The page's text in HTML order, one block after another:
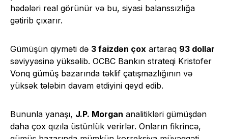
hədələri real görünür və bu, siyasi balanssızlığa
gətirib çıxarır.
Gümüşün qiyməti də 3 faizdən çox artaraq 93 dollar
səviyyəsinə yüksəlib. OCBC Bankın strateqi Kristofer
Vonq gümüş bazarında təklif çatışmazlığının və
yüksək tələbin davam etdiyini qeyd edib.
Bununla yanaşı, J.P. Morgan analitikləri gümüşdən
daha çox qızıla üstünlük verirlər. Onların fikrincə,